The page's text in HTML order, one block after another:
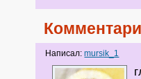
Написал:mursik_1